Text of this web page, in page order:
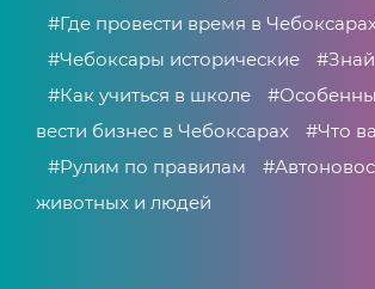
#Где провести время в
#Чебоксары исторические
#Как учиться в школе
вести бизнес в Чебоксарах
#Что
#Рулим по правилам
животных и людей